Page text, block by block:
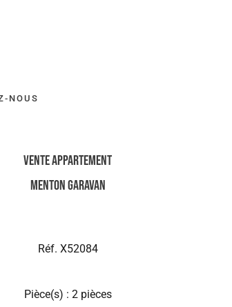
NOUS
Vente Appartement
Menton Garavan
Réf. X52084
Pièce(s) : 2 pièces